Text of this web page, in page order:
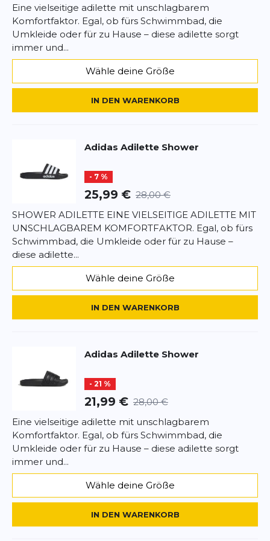
*Pflichtfelder
BEWERTUNG HINZUFÜGEN
Dieses Formular ist durch reCAPTCHA geschützt – es gelten die
Eine vielseitige adilette mit unschlagbarem
Komfortfaktor. Egal, ob fürs Schwimmbad, die
Umkleide oder für zu Hause – diese adilette sorgt
immer und...
Wähle deine Größe
IN DEN WARENKORB
Adidas Adilette Shower
- 7 %
25,99 € 28,00 €
SHOWER ADILETTE EINE VIELSEITIGE ADILETTE MIT
UNSCHLAGBAREM KOMFORTFAKTOR. Egal, ob fürs
Schwimmbad, die Umkleide oder für zu Hause –
diese adilette...
Wähle deine Größe
IN DEN WARENKORB
Adidas Adilette Shower
- 21 %
21,99 € 28,00 €
Eine vielseitige adilette mit unschlagbarem
Komfortfaktor. Egal, ob fürs Schwimmbad, die
Umkleide oder für zu Hause – diese adilette sorgt
immer und...
Wähle deine Größe
IN DEN WARENKORB